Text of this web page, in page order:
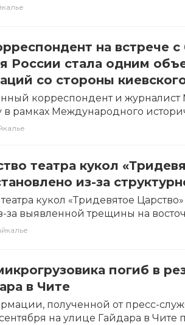
на встрече
России стала одним
со стороны
корреспондент и
в рамках Международного
восточноазиатского…
театра кукол
из-за
кукол «Тридевятое
за выявленной трещины на
погиб в
в Чите
полученной от пресс-
на улице Гайдара в Чите